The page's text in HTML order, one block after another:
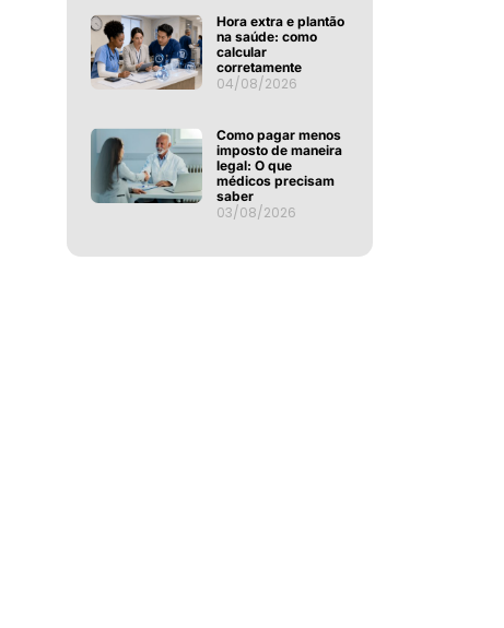
Hora extra e plantão
na saúde: como
calcular
corretamente
04/08/2026
Como pagar menos
imposto de maneira
legal: O que
médicos precisam
saber
03/08/2026